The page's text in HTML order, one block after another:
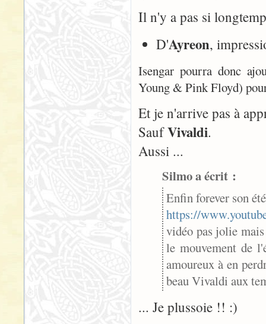
Il n'y a pas si
D'Ayreon,
Isengar pourra donc
Young & Pink Floyd)
Et je n'arrive pas à
SaufVivaldi.
Aussi ...
Silmo a écrit :
Enfin forever son
https://
vidéo pas jolie
le mouvement de
amoureux à en
beau Vivaldi aux
... Je plussoie !! :)